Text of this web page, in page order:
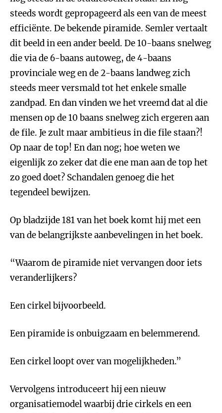
steeds wordt gepropageerd als een van de meest
efficiënte. De bekende piramide. Semler vertaalt
dit beeld in een ander beeld. De 10-baans snelweg
die via de 6-baans autoweg, de 4-baans
provinciale weg en de 2-baans landweg zich
steeds meer versmald tot het enkele smalle
zandpad. En dan vinden we het vreemd dat al die
mensen op de 10 baans snelweg zich ergeren aan
de file. Je zult maar ambitieus in die file staan?!
Op naar de top! En dan nog; hoe weten we
eigenlijk zo zeker dat die ene man aan de top het
zo goed doet? Schandalen genoeg die het
tegendeel bewijzen.
Op bladzijde 181 van het boek komt hij met een
van de belangrijkste aanbevelingen in het boek.
“Waarom de piramide niet vervangen door iets
veranderlijkers?
Een cirkel bijvoorbeeld.
Een piramide is onbuigzaam en belemmerend.
Een cirkel loopt over van mogelijkheden.”
Vervolgens introduceert hij een nieuw
organisatiemodel waarbij drie cirkels en een